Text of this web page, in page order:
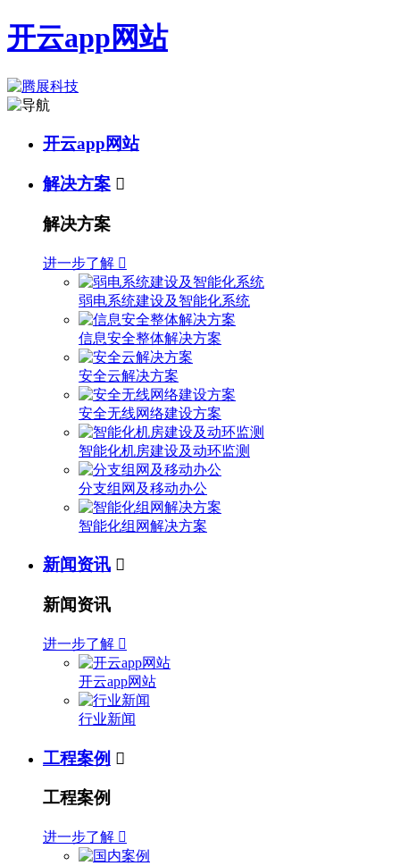
开云app网站
开云app网站
解决方案 
解决方案
进一步了解 
弱电系统建设及智能化系统
信息安全整体解决方案
安全云解决方案
安全无线网络建设方案
智能化机房建设及动环监测
分支组网及移动办公
智能化组网解决方案
新闻资讯 
新闻资讯
进一步了解 
开云app网站
行业新闻
工程案例 
工程案例
进一步了解 